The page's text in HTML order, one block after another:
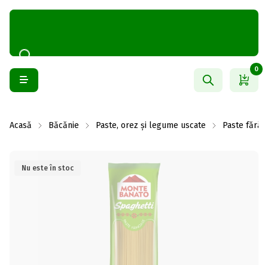
0
Acasă Băcănie Paste, orez și legume uscate Paste fără
Nu este în stoc